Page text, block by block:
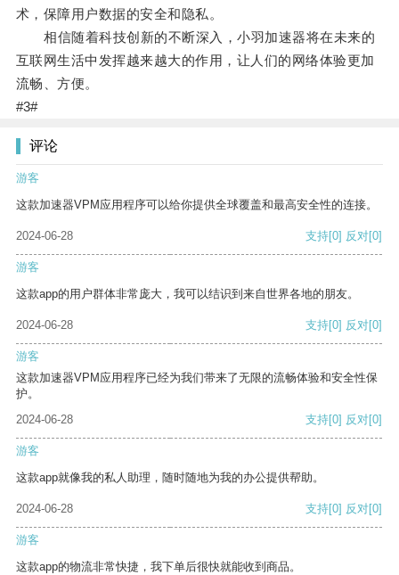
术，保障用户数据的安全和隐私。
相信随着科技创新的不断深入，小羽加速器将在未来的
互联网生活中发挥越来越大的作用，让人们的网络体验更加
流畅、方便。
#3#
评论
游客
这款加速器VPM应用程序可以给你提供全球覆盖和最高安全性的连接。
2024-06-28 支持[0] 反对[0]
游客
这款app的用户群体非常庞大，我可以结识到来自世界各地的朋友。
2024-06-28 支持[0] 反对[0]
游客
这款加速器VPM应用程序已经为我们带来了无限的流畅体验和安全性保
护。
2024-06-28
支持[0] 反对[0]
游客
这款app就像我的私人助理，随时随地为我的办公提供帮助。
2024-06-28 支持[0] 反对[0]
游客
这款app的物流非常快捷，我下单后很快就能收到商品。